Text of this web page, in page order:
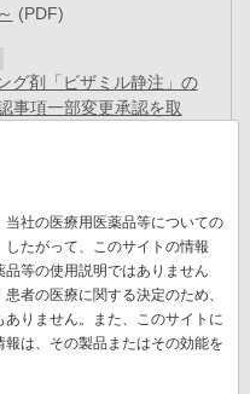
(PDF)
グ剤「ビザミル静注」の
事項一部変更承認を取
キャン🄬注」について
事項一部変更承認を取
賞～骨シンチグラム解析
(PDF)
社の医療用医薬品等についての
たがって、このサイトの情報
等の使用説明ではありません
者の医療に関する決定のため、
りません。また、このサイトに
は、その製品またはその効能を